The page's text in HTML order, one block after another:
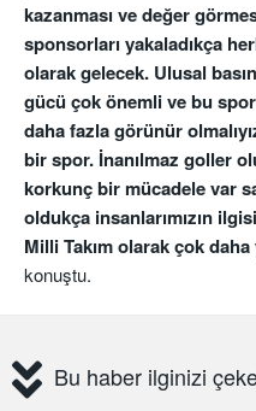
kazanması ve değer
sponsorları yakaladıkça
olarak gelecek. Ulusal
gücü çok önemli ve bu
daha fazla görünür
bir spor. İnanılmaz goller
korkunç bir mücadele var
oldukça insanlarımızın
Milli Takım olarak çok
konuştu.
Bu haber ilginizi